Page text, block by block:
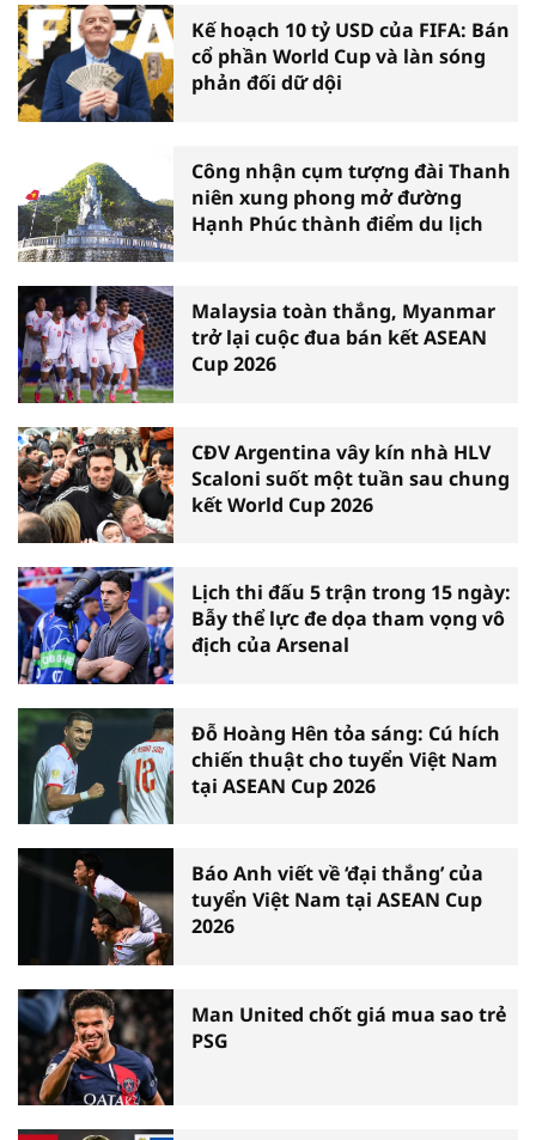
Kế hoạch 10 tỷ USD của FIFA: Bán
cổ phần World Cup và làn sóng
phản đối dữ dội
Công nhận cụm tượng đài Thanh
niên xung phong mở đường
Hạnh Phúc thành điểm du lịch
Malaysia toàn thắng, Myanmar
trở lại cuộc đua bán kết ASEAN
Cup 2026
CĐV Argentina vây kín nhà HLV
Scaloni suốt một tuần sau chung
kết World Cup 2026
Lịch thi đấu 5 trận trong 15 ngày:
Bẫy thể lực đe dọa tham vọng vô
địch của Arsenal
Đỗ Hoàng Hên tỏa sáng: Cú hích
chiến thuật cho tuyển Việt Nam
tại ASEAN Cup 2026
Báo Anh viết về ‘đại thắng’ của
tuyển Việt Nam tại ASEAN Cup
2026
Man United chốt giá mua sao trẻ
PSG